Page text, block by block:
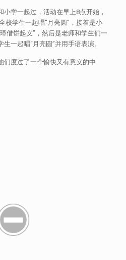
学一起过，活动在早上8点开始，
校学生一起唱“月亮圆”，接着是小
借饼起义”，然后是老师和学生们一
一起唱“月亮圆”并用手语表演。
们度过了一个愉快又有意义的中